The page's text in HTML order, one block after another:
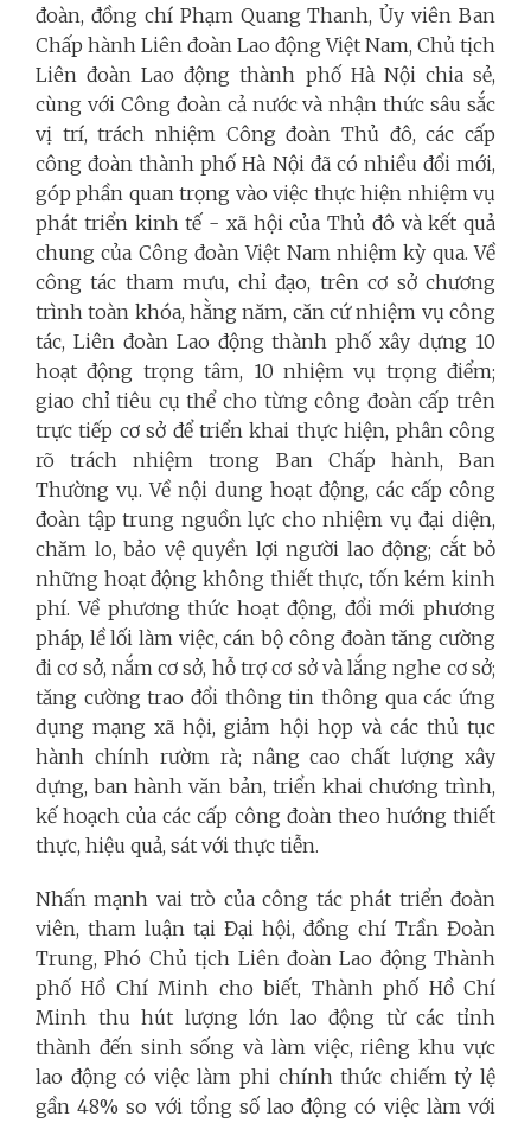
đoàn, đồng chí Phạm Quang Thanh, Ủy viên Ban
Chấp hành Liên đoàn Lao động Việt Nam, Chủ tịch
Liên đoàn Lao động thành phố Hà Nội chia sẻ,
cùng với Công đoàn cả nước và nhận thức sâu sắc
vị trí, trách nhiệm Công đoàn Thủ đô, các cấp
công đoàn thành phố Hà Nội đã có nhiều đổi mới,
góp phần quan trọng vào việc thực hiện nhiệm vụ
phát triển kinh tế - xã hội của Thủ đô và kết quả
chung của Công đoàn Việt Nam nhiệm kỳ qua. Về
công tác tham mưu, chỉ đạo, trên cơ sở chương
trình toàn khóa, hằng năm, căn cứ nhiệm vụ công
tác, Liên đoàn Lao độngthành phố xây dựng 10
hoạt động trọng tâm, 10 nhiệm vụ trọng điểm;
giao chỉ tiêu cụ thể cho từng công đoàn cấp trên
trực tiếp cơ sở để triển khai thực hiện, phân công
rõ trách nhiệm trong Ban Chấp hành, Ban
Thường vụ. Về nội dung hoạt động, các cấp công
đoàn tập trung nguồn lực cho nhiệm vụ đại diện,
chăm lo, bảo vệ quyền lợi người lao động; cắt bỏ
những hoạt động không thiết thực, tốn kém kinh
phí. Về phương thức hoạt động, đổi mới phương
pháp, lề lối làm việc, cán bộ công đoàn tăng cường
đi cơ sở, nắm cơ sở, hỗ trợ cơ sở và lắng nghe cơ sở;
tăng cường trao đổi thông tin thông qua các ứng
dụng mạng xã hội, giảm hội họp và các thủ tục
hành chính rườm rà; nâng cao chất lượng xây
dựng, ban hành văn bản, triển khai chương trình,
kế hoạch của các cấp công đoàn theo hướng thiết
thực, hiệu quả, sát với thực tiễn.
Nhấn mạnh vai trò của công tác phát triển đoàn
viên, tham luận tại Đại hội, đồng chí Trần Đoàn
Trung, Phó Chủ tịch Liên đoàn Lao động Thành
phố Hồ Chí Minh cho biết, Thành phố Hồ Chí
Minh thu hút lượng lớn lao động từ các tỉnh
thành đến sinh sống và làm việc, riêng khu vực
lao động có việc làm phi chính thức chiếm tỷ lệ
gần 48% so với tổng số lao động có việc làm với